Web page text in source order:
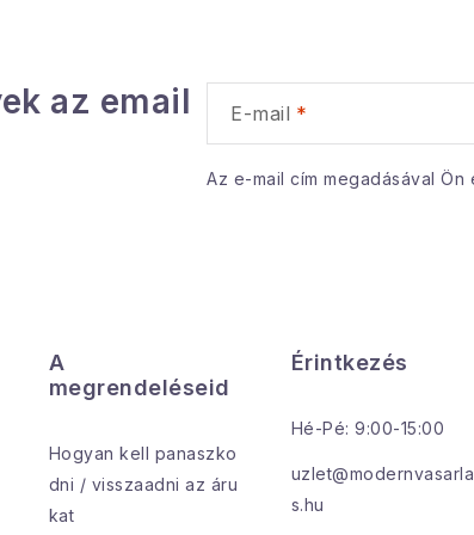
az email E-mail
Az e-mail cím megadásával Ön
A
megrendeléseid
Hogyan kell panaszko
dni / visszaadni az áru
kat
Érintkezés
Hé-Pé: 9:00-15:00
uzlet@modernvasarla
s.hu